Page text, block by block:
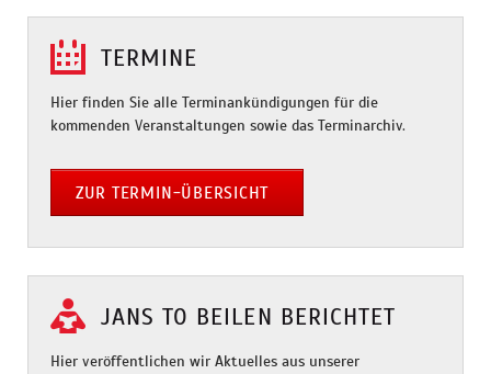
TERMINE
Hier finden Sie alle Terminankündigungen für die
kommenden Veranstaltungen sowie das Terminarchiv.
ZUR TERMIN-ÜBERSICHT
JANS TO BEILEN BERICHTET
Hier veröffentlichen wir Aktuelles aus unserer